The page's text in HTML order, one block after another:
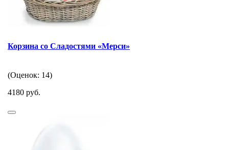
Корзина со Сладостями «Мерси»
(Оценок: 14)
4180 руб.